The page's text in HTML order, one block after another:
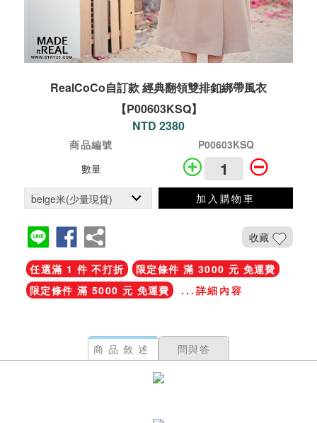
RealCoCo自訂款 經典翻領雙排釦綁帶風衣
【P00603KSQ】
NTD 2380
商品編號
P00603KSQ
數量
加入購物車
收藏
任選滿 1 件 不打折
限定條件 滿 3000 元 免運費
限定條件 滿 5000 元 免運費
...詳細內容
商品敘述 問與答